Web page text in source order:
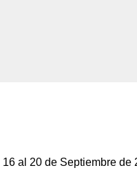
16 al 20 de Septiembre de